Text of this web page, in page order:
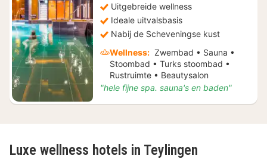
Uitgebreide wellness
Ideale uitvalsbasis
Nabij de Scheveningse kust
Wellness: Zwembad • Sauna •
Stoombad • Turks stoombad •
Rustruimte • Beautysalon
"hele fijne spa. sauna's en baden"
Luxe wellness hotels in Teylingen